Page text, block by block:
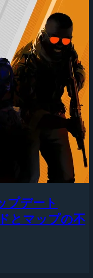
プデート
とマップの不